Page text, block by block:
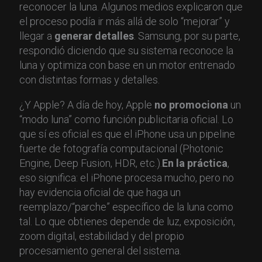
reconocer la luna. Algunos medios explicaron que
el proceso podía ir más allá de solo “mejorar” y
llegar a generar detalles. Samsung, por su parte,
respondió diciendo que su sistema reconoce la
luna y optimiza con base en un motor entrenado
con distintas formas y detalles.
¿Y Apple? A día de hoy, Apple no promocionaun
“modo luna” como función publicitaria oficial. Lo
que sí es oficial es que el iPhone usa un pipeline
fuerte de fotografía computacional (Photonic
Engine, Deep Fusion, HDR, etc.).En la práctica,
eso significa: el iPhone procesa mucho, pero no
hay evidencia oficial de que haga un
reemplazo/“parche” específico de la luna como
tal. Lo que obtienes depende de luz, exposición,
zoom digital, estabilidad y del propio
procesamiento general del sistema.